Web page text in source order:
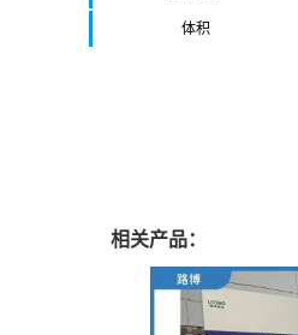
体积
相关产品：